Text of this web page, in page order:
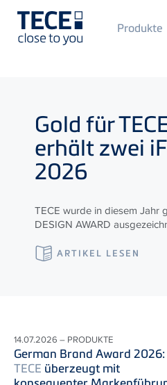
Main
Menü
Produkte
Gold für
erhält zwei
2026
TECE wurde in diesem Jahr
DESIGN AWARD
ARTIKEL LESEN
14.07.2026 – PRODUKTE
German Brand Award 2026:
TECE überzeugt mit